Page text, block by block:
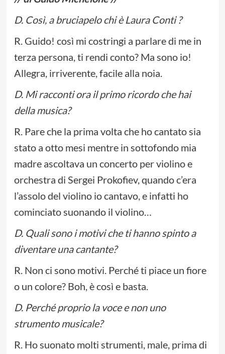
D. Così, a bruciapelo chi è Laura Conti ?
R. Guido! così mi costringi a parlare di me in
terza persona, ti rendi conto? Ma sono io!
Allegra, irriverente, facile alla noia.
D. Mi racconti ora il primo ricordo che hai
della musica?
R. Pare che la prima volta che ho cantato sia
stato a otto mesi mentre in sottofondo mia
madre ascoltava un concerto per violino e
orchestra di Sergei Prokofiev, quando c’era
l’assolo del violino io cantavo, e infatti ho
cominciato suonando il violino…
D. Quali sono i motivi che ti hanno spinto a
diventare una cantante?
R. Non ci sono motivi. Perché ti piace un fiore
o un colore? Boh, è così e basta.
D. Perché proprio la voce e non uno
strumento musicale?
R. Ho suonato molti strumenti, male, prima di